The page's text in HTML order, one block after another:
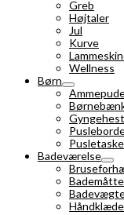
Greb
Højtaler
Jul
Kurve
Wellness
Børn
Badeværelse